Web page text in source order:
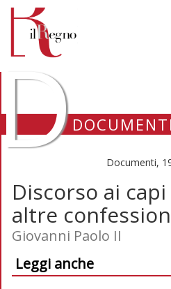
DOCUMENTI
Documenti,
Discorso ai
altre
Giovanni Paolo II
Leggi anche